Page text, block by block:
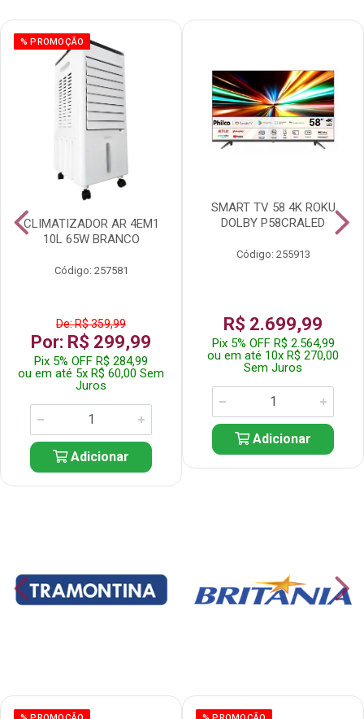
% PROMOÇÃO
CLIMATIZADOR AR 4EM1
10L 65W BRANCO
Código: 257581
De: R$ 359,99
Por: R$ 299,99
Pix 5% OFF R$ 284,99
ou em até 5x R$ 60,00 Sem
Juros
Adicionar
SMART TV 58 4K ROKU
DOLBY P58CRALED
Código: 255913
R$ 2.699,99
Pix 5% OFF R$ 2.564,99
ou em até 10x R$ 270,00
Sem Juros
Adicionar